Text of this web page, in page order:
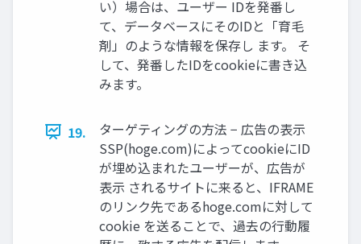
い）場合は、ユーザー IDを発番し
て、データベースにそのIDと「育毛
剤」のような情報を保存し ます。 そ
して、発番したIDをcookieに書き込
みます。
19.
ターゲティングの方法 − 広告の表示
SSP(hoge.com)によってcookieにID
が埋め込まれたユーザーが、広告が
表示 されるサイトに来ると、IFRAME
のリンク先であるhoge.comに対して
cookie を送ることで、過去の行動履